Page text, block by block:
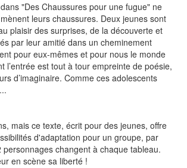
"Des Chaussures pour une fugue" ne
leurs chaussures. Deux jeunes sont
plaisir des surprises, de la découverte et
par leur amitié dans un cheminement
pour eux-mêmes et pour nous le monde
l’entrée est tout à tour empreinte de poésie,
d’imaginaire. Comme ces adolescents
mais ce texte, écrit pour des jeunes, offre
d'adaptation pour un groupe, par
changent à chaque tableau.
en scène sa liberté !